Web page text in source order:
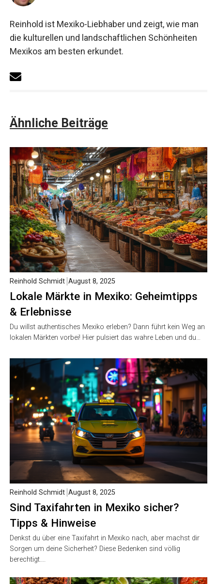
Reinhold ist Mexiko-Liebhaber und zeigt, wie man
die kulturellen und landschaftlichen Schönheiten
Mexikos am besten erkundet.
Ähnliche Beiträge
Lokale Märkte in Mexiko: Geheimtipps
& Erlebnisse
Reinhold Schmidt August 8, 2025
Du willst authentisches Mexiko erleben? Dann führt kein Weg an
lokalen Märkten vorbei! Hier pulsiert das wahre Leben und du…
Sind Taxifahrten in Mexiko sicher?
Tipps & Hinweise
Reinhold Schmidt August 8, 2025
Denkst du über eine Taxifahrt in Mexiko nach, aber machst dir
Sorgen um deine Sicherheit? Diese Bedenken sind völlig
berechtigt….